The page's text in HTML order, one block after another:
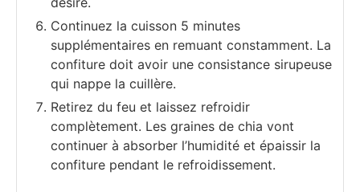
Continuez la cuisson 5 minutes
supplémentaires en remuant constamment. La
confiture doit avoir une consistance sirupeuse
qui nappe la cuillère.
Retirez du feu et laissez refroidir
complètement. Les graines de chia vont
continuer à absorber l’humidité et épaissir la
confiture pendant le refroidissement.